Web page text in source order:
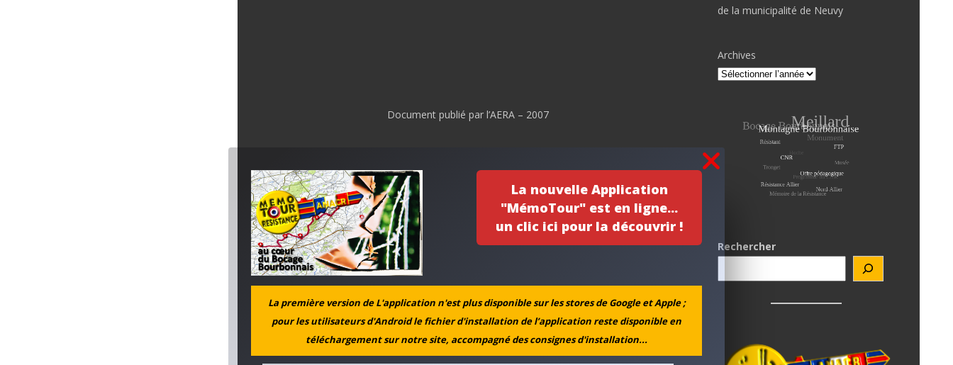
La nouvelle Application
"MémoTour" est en ligne...
un clic ici pour la découvrir !
La première version de L'application n'est plus disponible sur les stores de Google et Apple ;
pour les utilisateurs d'Android le fichier d'installation de l’application reste disponible en
téléchargement sur notre site, accompagné des consignes d'installation...
Document publié par l’AERA – 2007
de la municipalité de Neuvy
Archives
Rechercher